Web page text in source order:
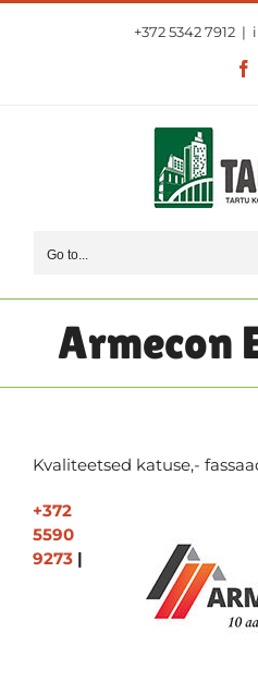
Skip
+372 5342 7912 |
Go to...
Armecon
Kvaliteetsed katuse,-
+372
5590
9273 |